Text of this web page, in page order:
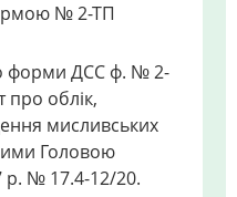
№ 2-ТП
форми ДСС ф. № 2-
про облік,
мисливських
Головою
р. № 17.4-12/20.